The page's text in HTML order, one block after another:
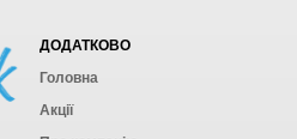
ДОДАТКОВО
Головна
Акції